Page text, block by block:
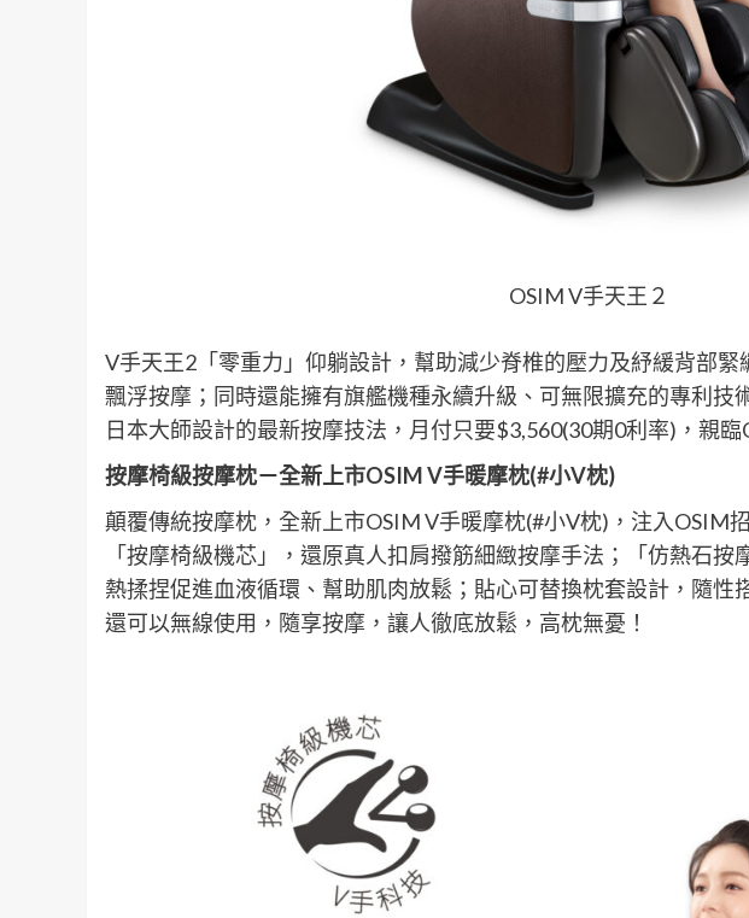
OSIM V手天王２
V手天王2「零重力」仰躺設計，幫助減少脊椎的壓力及紓緩背部
飄浮按摩；同時還能擁有旗艦機種永續升級、可無限擴充的專利技
日本大師設計的最新按摩技法，月付只要$3,560(30期0利率)，親臨
按摩椅級按摩枕－全新上市OSIM V手暖摩枕(#小V枕)
顛覆傳統按摩枕，全新上市OSIM V手暖摩枕(#小V枕)，注入OSIM
「按摩椅級機芯」，還原真人扣肩撥筋細緻按摩手法；「仿熱石按
熱揉捏促進血液循環、幫助肌肉放鬆；貼心可替換枕套設計，隨性
還可以無線使用，隨享按摩，讓人徹底放鬆，高枕無憂！